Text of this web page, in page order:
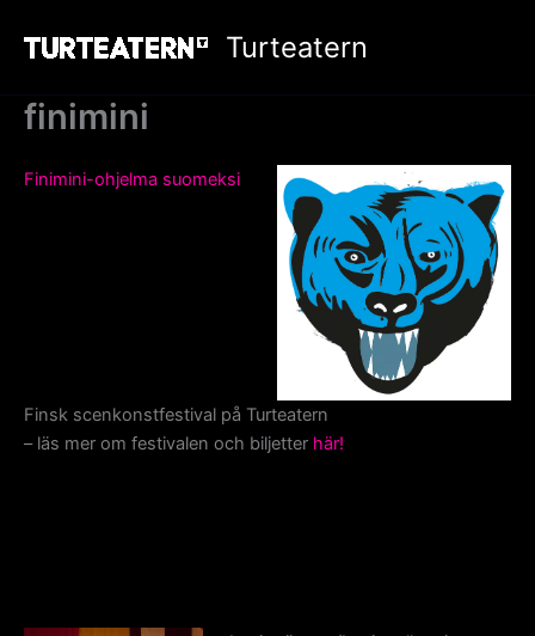
Turteatern
finimini
Finimini-ohjelma suomeksi
Finsk scenkonstfestival på Turteatern
– läs mer om festivalen och biljetter här!